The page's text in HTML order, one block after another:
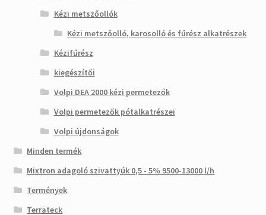
Kézi metszőollók
Kézi metszőolló, karosolló és fűrész alkatrészek
Kézifűrész
kiegészítői
Volpi DEA 2000 kézi permetezők
Volpi permetezők pótalkatrészei
Volpi újdonságok
Minden termék
Mixtron adagoló szivattyúk 0,5 - 5% 9500-13000 l/h
Termények
Terrateck